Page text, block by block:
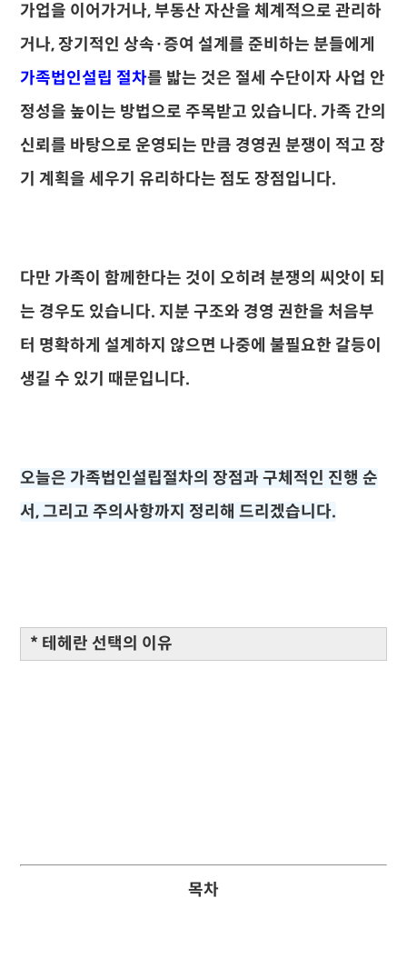
가업을 이어가거나, 부동산 자산을 체계적으로 관리하
거나, 장기적인 상속·증여 설계를 준비하는 분들에게
가족법인설립 절차를 밟는 것은 절세 수단이자 사업 안
정성을 높이는 방법으로 주목받고 있습니다. 가족 간의
신뢰를 바탕으로 운영되는 만큼 경영권 분쟁이 적고 장
기 계획을 세우기 유리하다는 점도 장점입니다.
다만 가족이 함께한다는 것이 오히려 분쟁의 씨앗이 되
는 경우도 있습니다. 지분 구조와 경영 권한을 처음부
터 명확하게 설계하지 않으면 나중에 불필요한 갈등이
생길 수 있기 때문입니다.
오늘은 가족법인설립절차의 장점과 구체적인 진행 순
서, 그리고 주의사항까지 정리해 드리겠습니다.
* 테헤란 선택의 이유
목차